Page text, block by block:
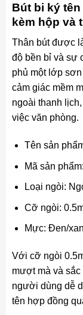
Bút bi ký tên
kèm hộp và
Thân bút được
độ bền bỉ và sự
phủ một lớp
cảm giác mềm
ngoài thanh
việc văn phòng.
Tên sản
Mã sản
Loại ngòi:
Cỡ ngòi:
Mực: Đen/
Với cỡ ngòi
mượt mà và
người dùng dễ
tên hợp đồng